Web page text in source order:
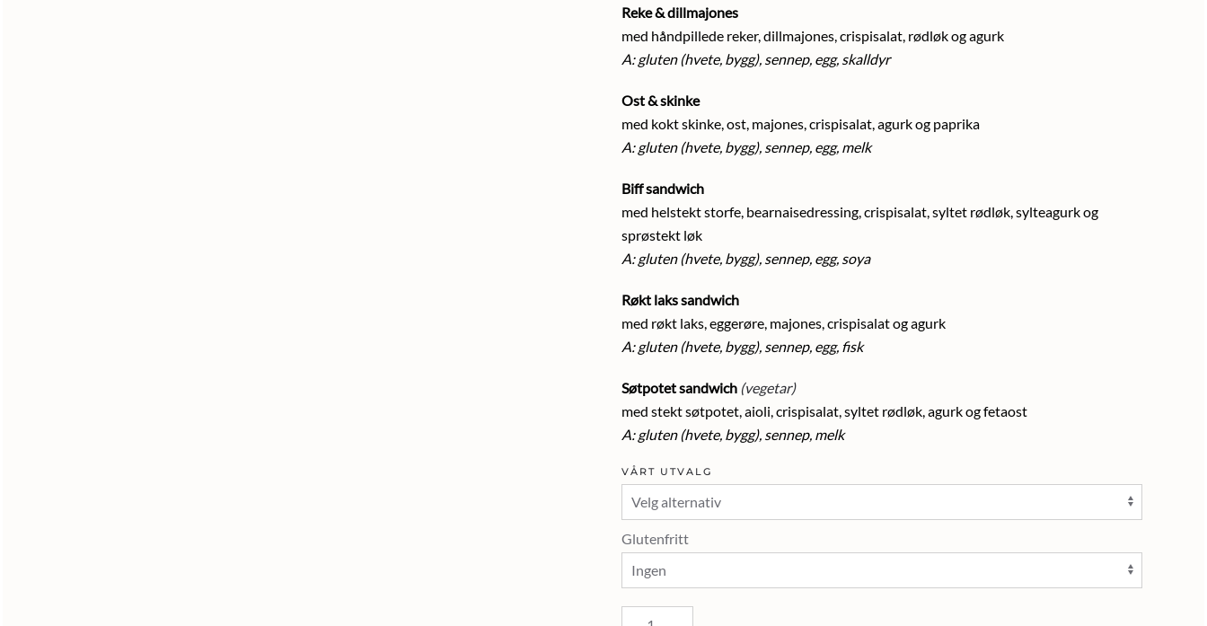
Reke & dillmajones
med håndpillede reker, dillmajones, crispisalat, rødløk og agurk
A: gluten (hvete, bygg), sennep, egg, skalldyr
Ost & skinke
med kokt skinke, ost, majones, crispisalat, agurk og paprika
A: gluten (hvete, bygg), sennep, egg, melk
Biff sandwich
med helstekt storfe, bearnaisedressing, crispisalat, syltet rødløk, sylteagurk og
sprøstekt løk
A: gluten (hvete, bygg), sennep, egg, soya
Røkt laks sandwich
med røkt laks, eggerøre, majones, crispisalat og agurk
A: gluten (hvete, bygg), sennep, egg, fisk
Søtpotet sandwich (vegetar)
med stekt søtpotet, aioli, crispisalat, syltet rødløk, agurk og fetaost
A: gluten (hvete, bygg), sennep, melk
VÅRT UTVALG
Glutenfritt
Sandwich